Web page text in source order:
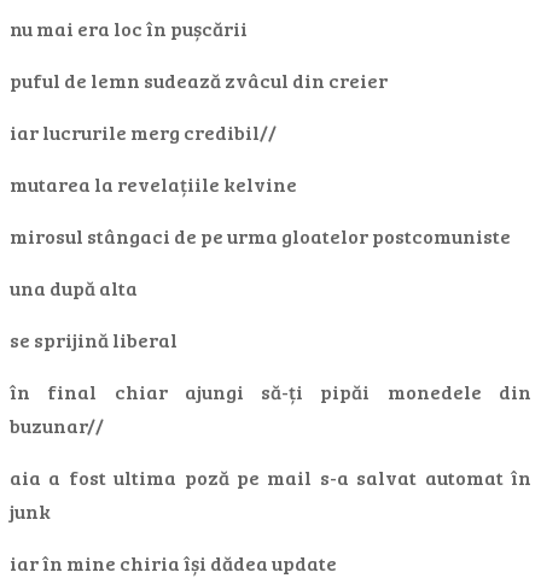
nu mai era loc în pușcării
puful de lemn sudează zvâcul din creier
iar lucrurile merg credibil//
mutarea la revelațiile kelvine
mirosul stângaci de pe urma gloatelor postcomuniste
una după alta
se sprijină liberal
în final chiar ajungi să-ți pipăi monedele din
buzunar//
aia a fost ultima poză pe mail s-a salvat automat în
junk
iar în mine chiria își dădea update